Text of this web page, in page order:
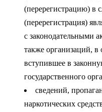
(перерегистрацию) в
(перерегистрация)
с законодательными
также организаций,
вступившее в
государственного
сведений,
наркотических